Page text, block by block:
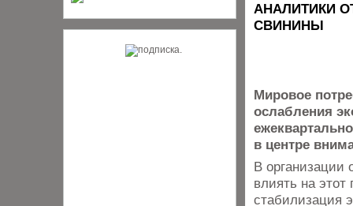
АНАЛИТИКИ
СВИНИНЫ
Мировое
ослабления
в центре
В организации
влиять на этот
стабилизация